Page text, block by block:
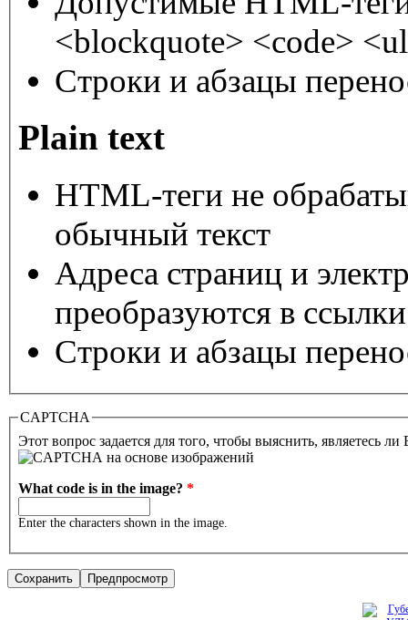
<blockquote> <code>
Строки и абзацы
Plain text
HTML-теги не
обычный текст
Адреса страниц и
преобразуются в
Строки и абзацы
CAPTCHA
Этот вопрос задается для того, чтобы выяснить, являетесь
What code is in the image? *
Enter the characters shown in the image.